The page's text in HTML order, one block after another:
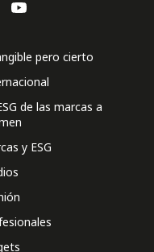
pero cierto
de las marcas a
y ESG